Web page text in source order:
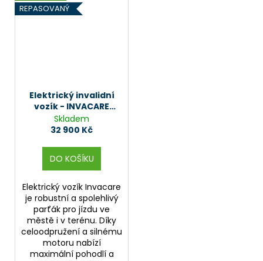
REPASOVANÝ
Elektrický invalidní
vozík - INVACARE
G50
Skladem
32 900 Kč
DO KOŠÍKU
Elektrický vozík Invacare
je robustní a spolehlivý
parťák pro jízdu ve
městě i v terénu. Díky
celoodpružení a silnému
motoru nabízí
maximální pohodlí a